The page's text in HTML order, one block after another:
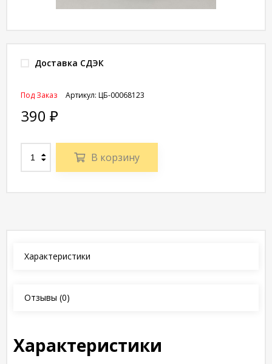
Доставка СДЭК
Артикул: ЦБ-00068123
Под Заказ
390 ₽
В корзину
Характеристики
Отзывы (0)
Характеристики